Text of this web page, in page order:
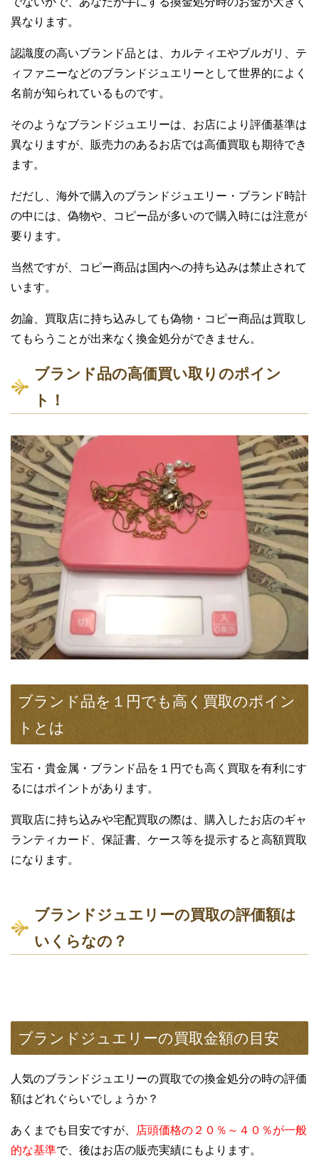
異なります。
認識度の高いブランド品とは、カルティエやブルガリ、テ
ィファニーなどのブランドジュエリーとして世界的によく
名前が知られているものです。
そのようなブランドジュエリーは、お店により評価基準は
異なりますが、販売力のあるお店では高価買取も期待でき
ます。
だだし、海外で購入のブランドジュエリー・ブランド時計
の中には、偽物や、コピー品が多いので購入時には注意が
要ります。
当然ですが、コピー商品は国内への持ち込みは禁止されて
います。
勿論、買取店に持ち込みしても偽物・コピー商品は買取し
てもらうことが出来なく換金処分ができません。
ブランド品の高価買い取りのポイン
ト！
ブランド品を１円でも高く買取のポイン
トとは
宝石・貴金属・ブランド品を１円でも高く買取を有利にす
るにはポイントがあります。
買取店に持ち込みや宅配買取の際は、購入したお店のギャ
ランティカード、保証書、ケース等を提示すると高額買取
になります。
ブランドジュエリーの買取の評価額は
いくらなの？
ブランドジュエリーの買取金額の目安
人気のブランドジュエリーの買取での換金処分の時の評価
額はどれぐらいでしょうか？
あくまでも目安ですが、
店頭価格の２０％～４０％が一般
的な基準で、後はお店の販売実績にもよります。